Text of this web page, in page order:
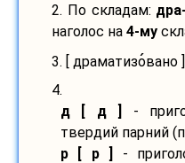
2. По складам: дра-
наголос на 4-му
3. [ драматизовано ]
4.
д [ д ]
-
твердий парний
р [ р ]
-